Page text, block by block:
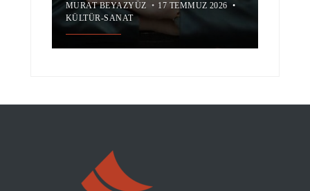
MURAT BEYAZYÜZ • 17 TEMMUZ 2026 •
KÜLTÜR-SANAT